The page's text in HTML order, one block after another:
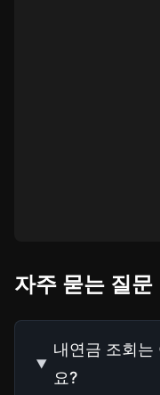
자주 묻는 질문
내연금 조회는
요?